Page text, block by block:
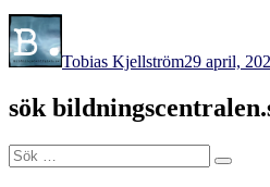
Tobias Kjellström29 april,
sök
Sök
efter:
Sök